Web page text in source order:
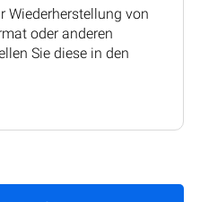
Wiederherstellung von
oder anderen
Sie diese in den